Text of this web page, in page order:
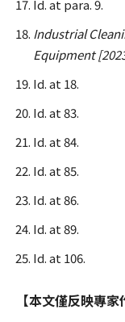
Id. at para. 9.
Industrial
Equipment
Id. at 18.
Id. at 83.
Id. at 84.
Id. at 85.
Id. at 86.
Id. at 89.
Id. at 106.
【本文僅反映專